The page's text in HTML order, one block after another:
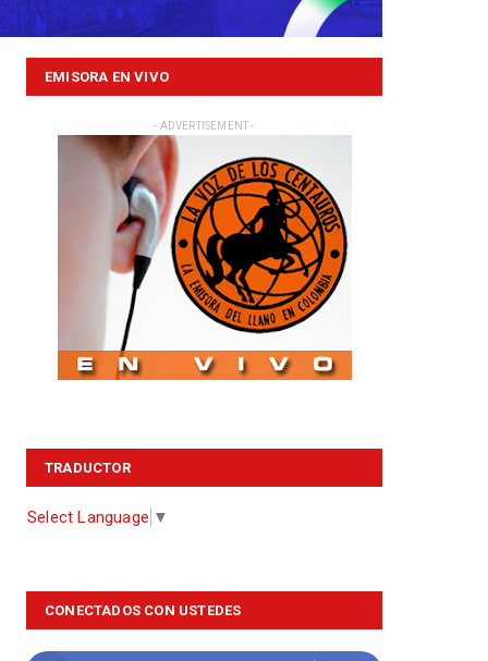
EMISORA EN VIVO
- ADVERTISEMENT -
TRADUCTOR
Select Language ▼
CONECTADOS CON USTEDES